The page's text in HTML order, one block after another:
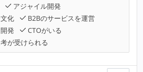
アジャイル開発
化
B2Bのサービスを運営
発
CTOがいる
が受けられる